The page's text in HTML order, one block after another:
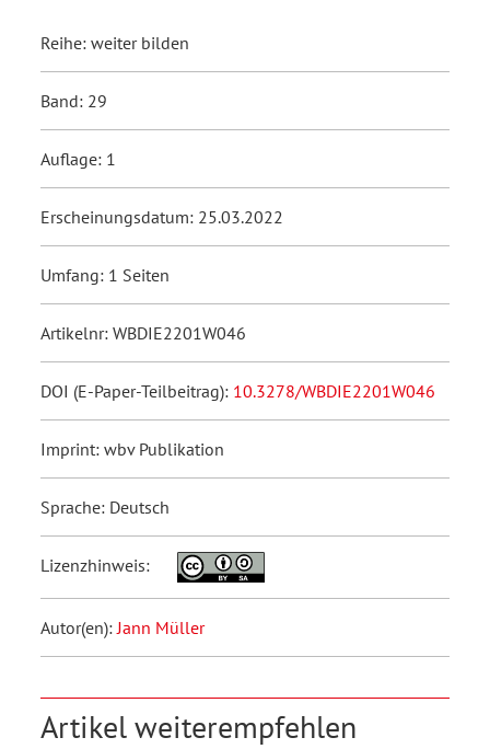
Reihe: weiter bilden
Band: 29
Auflage: 1
Erscheinungsdatum: 25.03.2022
Umfang: 1 Seiten
Artikelnr: WBDIE2201W046
DOI (E-Paper-Teilbeitrag): 10.3278/WBDIE2201W046
Imprint: wbv Publikation
Sprache: Deutsch
Lizenzhinweis:
Autor(en):Jann Müller
Artikel weiterempfehlen